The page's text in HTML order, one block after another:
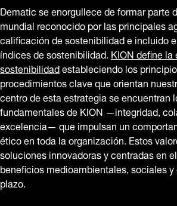
Dematic se enorgullece de formar parte
mundial reconocido por las principales
calificación de sostenibilidad e incluido
índices de sostenibilidad.KION define
sostenibilidadestableciendo los
procedimientos clave que orientan
centro de esta estrategia se encuentran
fundamentales de KION —integridad,
excelencia— que impulsan un
ético en toda la organización. Estos
soluciones innovadoras y centradas en
beneficios medioambientales, sociales
plazo.